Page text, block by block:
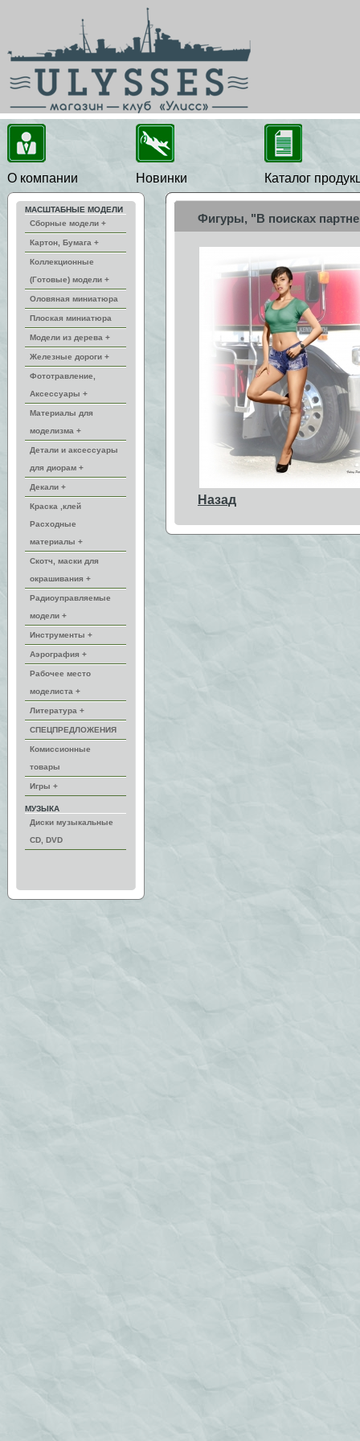
О компании Новинки Каталог
МАСШТАБНЫЕ МОДЕЛИ
Сборные модели +
Картон, Бумага +
Коллекционные
(Готовые) модели +
Оловяная миниатюра
Плоская миниатюра
Модели из дерева +
Железные дороги +
Фототравление,
Аксессуары +
Материалы для
моделизма +
Детали и аксессуары
для диорам +
Декали +
Краска ,клей
Расходные
материалы +
Скотч, маски для
окрашивания +
Радиоуправляемые
модели +
Инструменты +
Аэрография +
Рабочее место
моделиста +
Литература +
СПЕЦПРЕДЛОЖЕНИЯ
Комиссионные
товары
Игры +
МУЗЫКА
Диски музыкальные
CD, DVD
Фигуры, "В поисках
Назад